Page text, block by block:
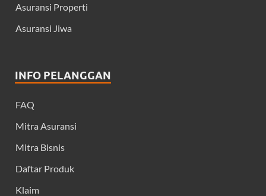
Asuransi Properti
Asuransi Jiwa
INFO PELANGGAN
FAQ
Mitra Asuransi
Mitra Bisnis
Daftar Produk
Klaim